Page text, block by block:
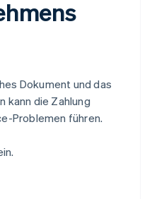
Dokument und das
kann die Zahlung
Problemen führen.